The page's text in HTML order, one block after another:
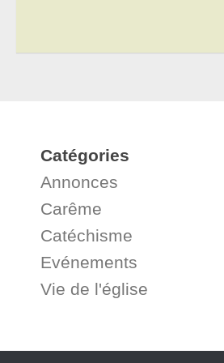
Catégories
Annonces
Carême
Catéchisme
Evénements
Vie de l'église